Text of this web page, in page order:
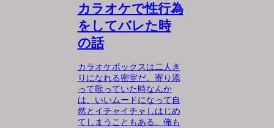
カラオケで性行為
をしてバレた時
の話
カラオケボックスは二人き
りになれる密室だ。寄り添
って歌っていた時なんか
は、いいムードになって自
然とイチャイチャしはじめ
てしまうこともある。俺も